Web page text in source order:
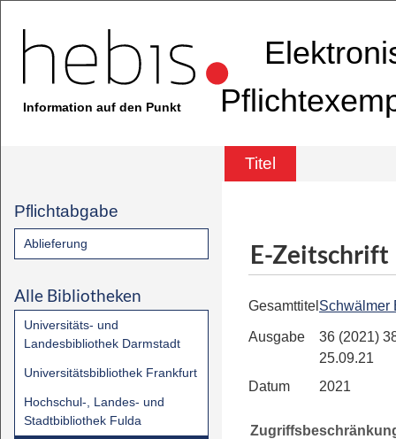
Information auf den Punkt
Titel
Pflichtabgabe
Ablieferung
Alle Bibliotheken
Universitäts- und
Landesbibliothek Darmstadt
Universitätsbibliothek Frankfurt
Hochschul-, Landes- und
Stadtbibliothek Fulda
E-Zeitschrift
Gesamttitel Schwälmer
Ausgabe
36 (2021)
25.09.21
Datum
2021